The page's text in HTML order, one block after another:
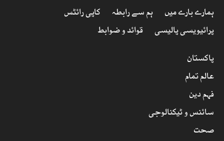
ہمارے بارے میں ہم سے رابطہ
کاپی رائٹس
پرائیویسی پالیسی
قوائد و ضوابط
پاکستان
عالم تمام
فہم دین
سائنس و ٹیکنالوجی
صحت